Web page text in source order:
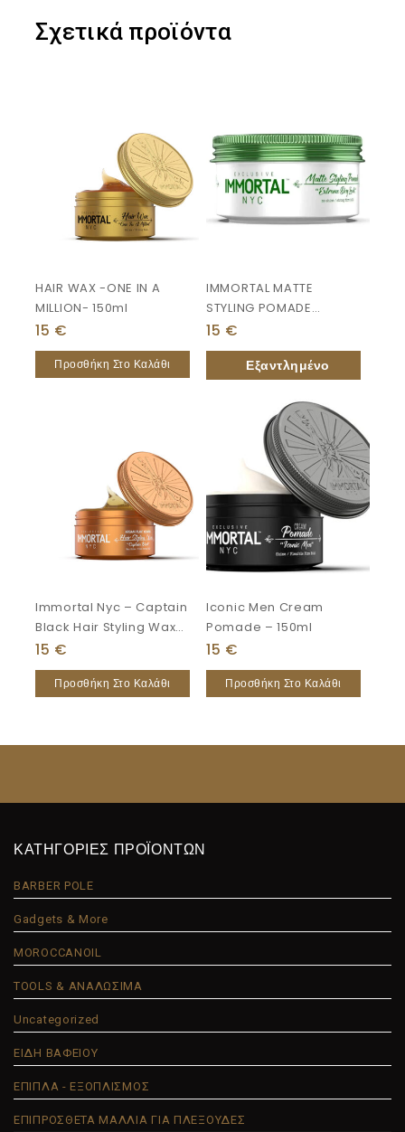
Σχετικά προϊόντα
HAIR WAX -ONE IN A
MILLION- 150ml
15 €
Προσθήκη Στο Καλάθι
IMMORTAL MATTE
STYLING POMADE
“extreme Dry Look”
150ml
15 €
Immortal Nyc – Captain
Black Hair Styling Wax
150 Ml
15 €
Προσθήκη Στο Καλάθι
Iconic Men Cream
Pomade – 150ml
15 €
Προσθήκη Στο Καλάθι
ΚΑΤΗΓΟΡΙΕΣ ΠΡΟΪΟΝΤΩΝ
BARBER POLE
Gadgets & More
MOROCCANOIL
TOOLS & ΑΝΑΛΩΣΙΜΑ
Uncategorized
ΕΙΔΗ ΒΑΦΕΙΟΥ
ΕΠΙΠΛΑ - ΕΞΟΠΛΙΣΜΟΣ
ΕΠΙΠΡΟΣΘΕΤΑ ΜΑΛΛΙΑ ΓΙΑ ΠΛΕΞΟΥΔΕΣ